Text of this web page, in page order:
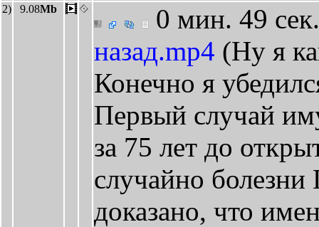
2) 9.08Mb
0 мин. 49
назад.mp4 (Ну я
Конечно я
Первый случай
за 75 лет до
случайно
доказано, что